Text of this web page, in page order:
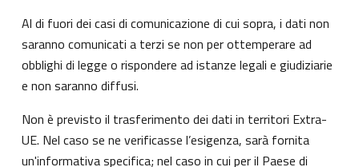
Al di fuori dei casi di comunicazione di cui sopra, i dati non
saranno comunicati a terzi se non per ottemperare ad
obblighi di legge o rispondere ad istanze legali e giudiziarie
e non saranno diffusi.
Non è previsto il trasferimento dei dati in territori Extra-
UE. Nel caso se ne verificasse l’esigenza, sarà fornita
un'informativa specifica; nel caso in cui per il Paese di